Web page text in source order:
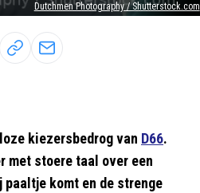
Dutchmen Photography / Shutterstock.com
kiezersbedrog van D66.
met stoere taal over een
komt en de strenge